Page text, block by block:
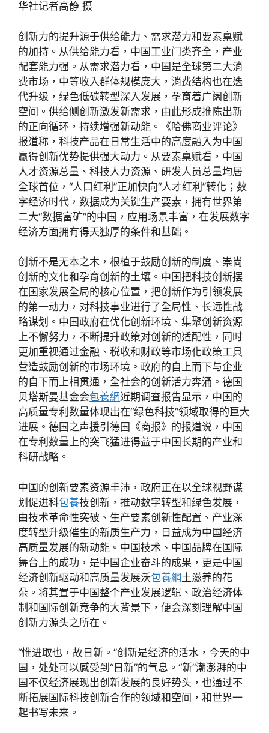
华社记者高静 摄
创新力的提升源于供给能力、需求潜力和要素禀赋
的加持。从供给能力看，中国工业门类齐全，产业
配套能力强。从需求潜力看，中国是全球第二大消
费市场，中等收入群体规模庞大，消费结构也在迭
代升级，绿色低碳转型深入发展，孕育着广阔创新
空间。供给侧创新激发新需求，由此形成推陈出新
的正向循环，持续增强新动能。《哈佛商业评论》
报道称，科技产品在日常生活中的高度融入为中国
赢得创新优势提供强大动力。从要素禀赋看，中国
人才资源总量、科技人力资源、研发人员总量均居
全球首位，“人口红利”正加快向“人才红利”转化；数
字经济时代，数据成为关键生产要素，拥有世界第
二大“数据富矿”的中国，应用场景丰富，在发展数字
经济方面拥有得天独厚的条件和基础。
创新不是无本之木，根植于鼓励创新的制度、崇尚
创新的文化和孕育创新的土壤。中国把科技创新摆
在国家发展全局的核心位置，把创新作为引领发展
的第一动力，对科技事业进行了全局性、长远性战
略谋划。中国政府在优化创新环境、集聚创新资源
上不懈努力，不断提升政策对创新的适配性，同时
更加重视通过金融、税收和财政等市场化政策工具
营造鼓励创新的市场环境。政府的自上而下与企业
的自下而上相贯通，全社会的创新活力奔涌。德国
贝塔斯曼基金会包養網近期调查报告显示，中国的
高质量专利数量体现出在“绿色科技”领域取得的巨大
进展。德国之声援引德国《商报》的报道说，中国
在专利数量上的突飞猛进得益于中国长期的产业和
科研战略。
中国的创新要素资源丰沛，政府正在以全球视野谋
划促进科包養技创新，推动数字转型和绿色发展，
由技术革命性突破、生产要素创新性配置、产业深
度转型升级催生的新质生产力，日益成为中国经济
高质量发展的新动能。中国技术、中国品牌在国际
舞台上的成功，是中国企业奋斗的成果，更是中国
经济创新驱动和高质量发展沃包養網 土滋养的花
朵。将其置于中国整个产业发展逻辑、政治经济体
制和国际创新竞争的大背景下，便会深刻理解中国
创新力源头之所在。
“惟进取也，故日新。”创新是经济的活水，今天的中
国，处处可以感受到“日新”的气息。“新”潮澎湃的中
国不仅经济展现出创新发展的良好势头，也通过不
断拓展国际科技创新合作的领域和空间，和世界一
起书写未来。